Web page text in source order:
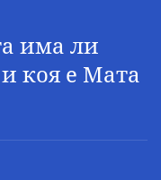
има ли
коя е Мата